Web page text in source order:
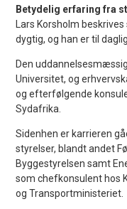
Betydelig erfaring fra
Lars Korsholm
dygtig, og han er til
Den
Universitet, og
og efterfølgende
Sydafrika.
Sidenhen er karrieren
styrelser, blandt andet
Byggestyrelsen samt
som chefkonsulent hos
og Transportministeriet.